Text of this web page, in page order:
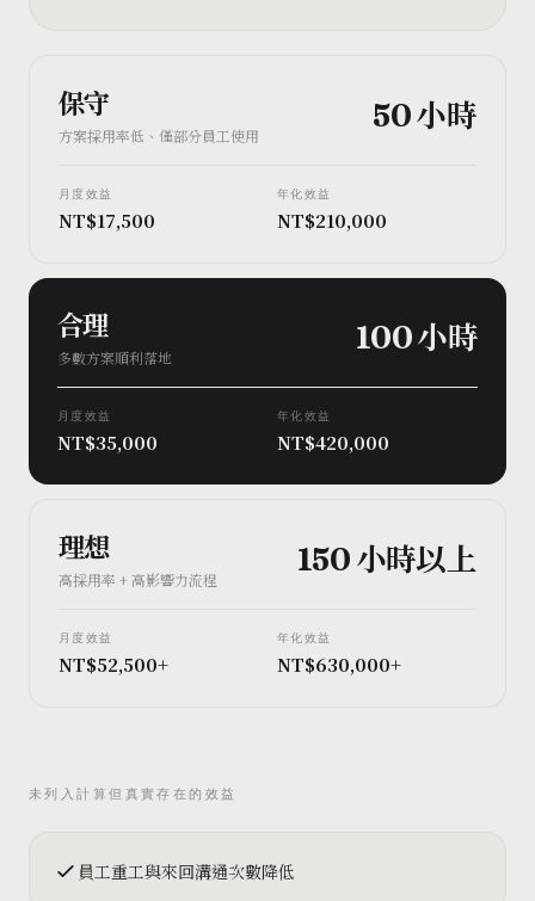
保守
方案採用率低、僅部分員工使用
50 小時
月度效益
NT$17,500
年化效益
NT$210,000
合理
多數方案順利落地
100 小時
月度效益
NT$35,000
年化效益
NT$420,000
理想
高採用率 + 高影響力流程
150 小時以上
月度效益
NT$52,500+
年化效益
NT$630,000+
未列入計算但真實存在的效益
員工重工與來回溝通次數降低